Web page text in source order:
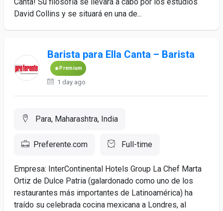
David Collins y se situará en una de...
Barista para Ella Canta – Barista
Premium
1 day ago
Para, Maharashtra, India
Preferente.com Full-time
Empresa: InterContinental Hotels Group La Chef Marta
Ortiz de Dulce Patria (galardonado como uno de los
restaurantes más importantes de Latinoamérica) ha
traído su celebrada cocina mexicana a Londres, al